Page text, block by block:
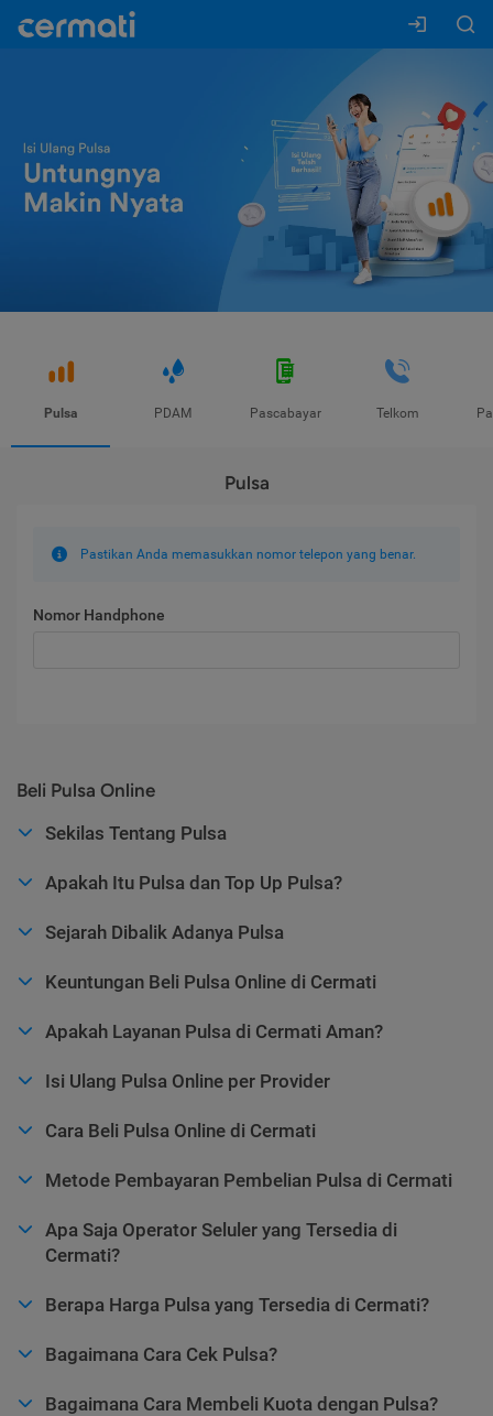
Pulsa PDAM Pascabayar Telkom
Pulsa
Pastikan Anda memasukkan nomor telepon yang benar.
Nomor Handphone
Beli Pulsa Online
Sekilas Tentang Pulsa
Apakah Itu Pulsa dan Top Up Pulsa?
Sejarah Dibalik Adanya Pulsa
Keuntungan Beli Pulsa Online di Cermati
Apakah Layanan Pulsa di Cermati Aman?
Isi Ulang Pulsa Online per Provider
Cara Beli Pulsa Online di Cermati
Metode Pembayaran Pembelian Pulsa di Cermati
Apa Saja Operator Seluler yang Tersedia di
Cermati?
Berapa Harga Pulsa yang Tersedia di Cermati?
Bagaimana Cara Cek Pulsa?
Bagaimana Cara Membeli Kuota dengan Pulsa?